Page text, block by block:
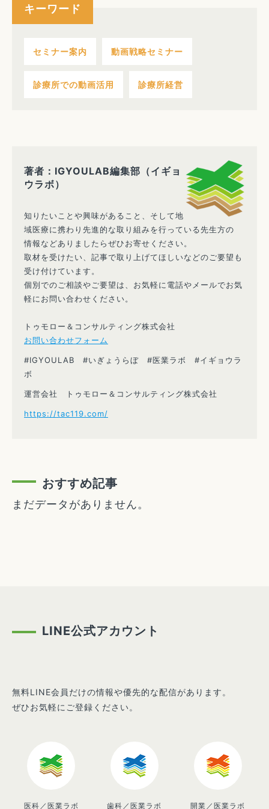
キーワード
セミナー案内 動画戦略セミナー
診療所での動画活用 診療所経営
著者：IGYOULAB編集部（イギョ
ウラボ）
知りたいことや興味があること、そして地
域医療に携わり先進的な取り組みを行っている先生方の
情報などありましたらぜひお寄せください。
取材を受けたい、記事で取り上げてほしいなどのご要望も
受け付けています。
個別でのご相談やご要望は、お気軽に電話やメールでお気
軽にお問い合わせください。
トゥモロー＆コンサルティング株式会社
お問い合わせフォーム
#IGYOULAB #いぎょうらぼ #医業ラボ #イギョウラ
ボ
運営会社 トゥモロー＆コンサルティング株式会社
https://tac119.com/
おすすめ記事
まだデータがありません。
LINE公式アカウント
無料LINE会員だけの情報や優先的な配信があります。
ぜひお気軽にご登録ください。
医科／医業ラボ 歯科／医業ラボ 開業／医業ラボ